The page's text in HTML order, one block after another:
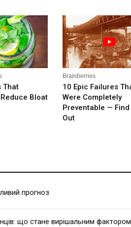
прогноз
що стане вирішальним фактором